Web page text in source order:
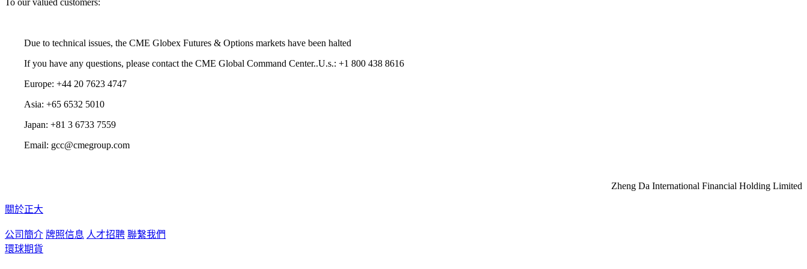
Due to technical issues, the CME Globex Futures & Options markets have been halted
If you have any questions, please contact the CME Global Command Center..U.s.: +1 800 438 8616
Europe: +44 20 7623 4747
Asia: +65 6532 5010
Japan: +81 3 6733 7559
Email: gcc@cmegroup.com
Zheng Da International Financial Holding Limited
關於正大
公司簡介 牌照信息 人才招聘 聯繫我們
環球期貨